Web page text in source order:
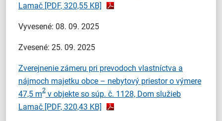
Lamač [PDF, 320,55 KB]
Vyvesené: 08. 09. 2025
Zvesené: 25. 09. 2025
Zverejnenie zámeru pri prevodoch vlastníctva a
nájmoch majetku obce – nebytový priestor o výmere
47,5 m2 v objekte so súp. č. 1128, Dom služieb
Lamač [PDF, 320,43 KB]